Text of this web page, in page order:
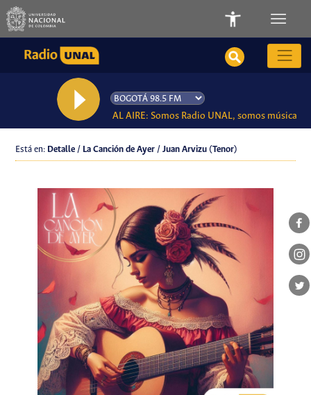
AL AIRE: Somos Radio UNAL, somos música
Está en: Detalle / La Canción de Ayer / Juan Arvizu (Tenor)